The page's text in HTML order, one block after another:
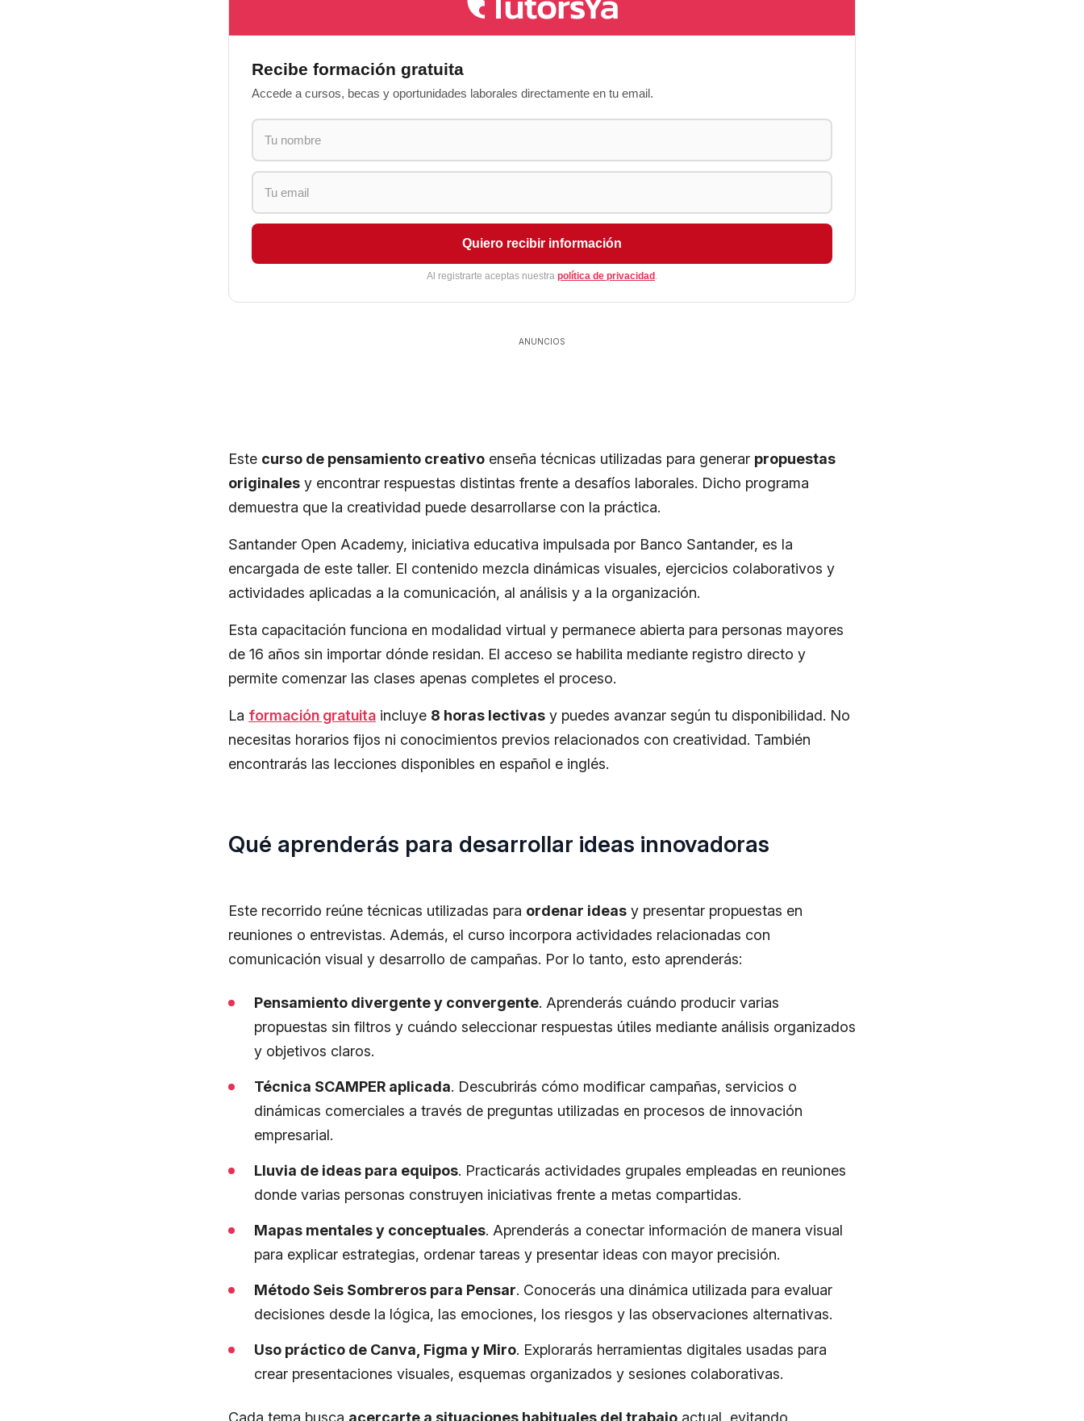
Recibe formación gratuita
Accede a cursos, becas y oportunidades laborales directamente en tu email.
Quiero recibir información
Al registrarte aceptas nuestra política de privacidad .
ANUNCIOS
Este curso de pensamiento creativo enseña técnicas utilizadas para generar propuestas
originales y encontrar respuestas distintas frente a desafíos laborales. Dicho programa
demuestra que la creatividad puede desarrollarse con la práctica.
Santander Open Academy, iniciativa educativa impulsada por Banco Santander, es la
encargada de este taller. El contenido mezcla dinámicas visuales, ejercicios colaborativos y
actividades aplicadas a la comunicación, al análisis y a la organización.
Esta capacitación funciona en modalidad virtual y permanece abierta para personas mayores
de 16 años sin importar dónde residan. El acceso se habilita mediante registro directo y
permite comenzar las clases apenas completes el proceso.
La formación gratuita incluye 8 horas lectivas y puedes avanzar según tu disponibilidad. No
necesitas horarios fijos ni conocimientos previos relacionados con creatividad. También
encontrarás las lecciones disponibles en español e inglés.
Qué aprenderás para desarrollar ideas innovadoras
Este recorrido reúne técnicas utilizadas para ordenar ideas y presentar propuestas en
reuniones o entrevistas. Además, el curso incorpora actividades relacionadas con
comunicación visual y desarrollo de campañas. Por lo tanto, esto aprenderás:
Pensamiento divergente y convergente. Aprenderás cuándo producir varias
propuestas sin filtros y cuándo seleccionar respuestas útiles mediante análisis organizados
y objetivos claros.
Técnica SCAMPER aplicada. Descubrirás cómo modificar campañas, servicios o
dinámicas comerciales a través de preguntas utilizadas en procesos de innovación
empresarial.
Lluvia de ideas para equipos. Practicarás actividades grupales empleadas en reuniones
donde varias personas construyen iniciativas frente a metas compartidas.
Mapas mentales y conceptuales. Aprenderás a conectar información de manera visual
para explicar estrategias, ordenar tareas y presentar ideas con mayor precisión.
Método Seis Sombreros para Pensar. Conocerás una dinámica utilizada para evaluar
decisiones desde la lógica, las emociones, los riesgos y las observaciones alternativas.
Uso práctico de Canva, Figma y Miro. Explorarás herramientas digitales usadas para
crear presentaciones visuales, esquemas organizados y sesiones colaborativas.